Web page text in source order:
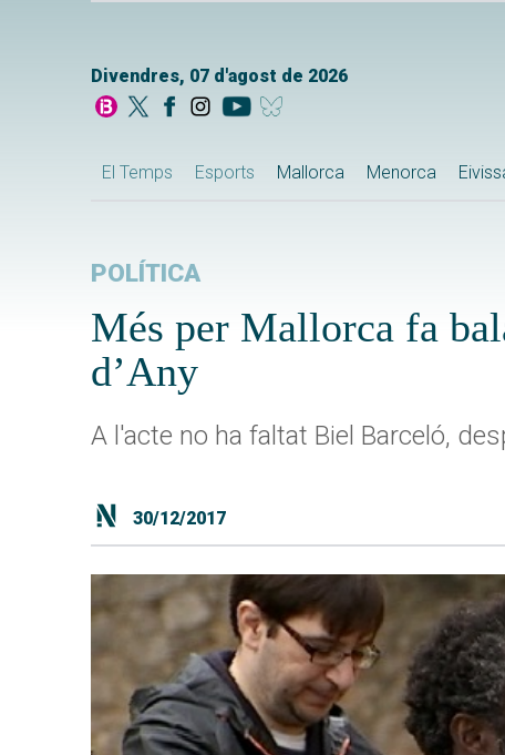
Divendres, 07 d'agost de 2026
El Temps Esports Mallorca Menorca
POLÍTICA
Més per Mallorca fa
d’Any
A l'acte no ha faltat Biel Barceló,
30/12/2017